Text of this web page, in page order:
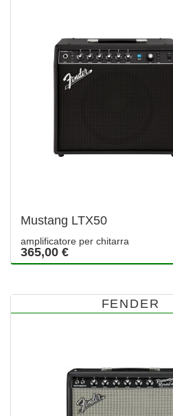
Mustang LTX50
amplificatore per chitarra
365,00 €
FENDER